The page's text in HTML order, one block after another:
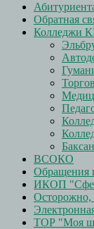
Обратная
Колледжи
ВСОКО
Обращения
ИКОП
ТОР "Моя